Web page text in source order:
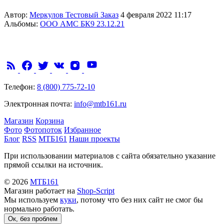
Автор: Меркулов Тестовый Заказ 4 февраля 2022 11:17
Альбомы: ООО АМС БК9 23.12.21
Телефон: 8 (800) 775-72-10
Электронная почта: info@mtb161.ru
Магазин Корзина
Фото Фотопоток Избранное
Блог RSS МТБ161 Наши проекты
При использовании материалов с сайта обязательно указание
прямой ссылки на источник.
© 2026 МТБ161
Магазин работает на Shop-Script
Мы используем куки, потому что без них сайт не смог бы
нормально работать.
Ок, без проблем